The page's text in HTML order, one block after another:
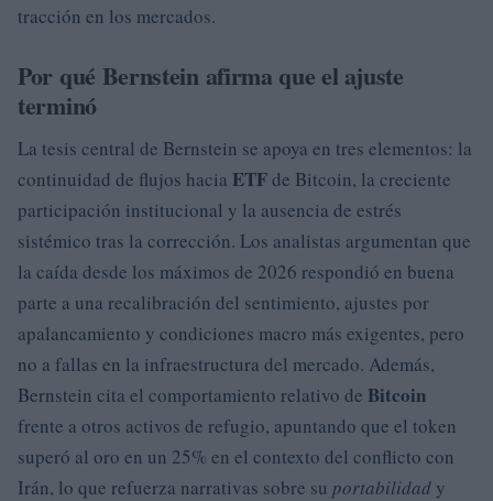
tracción en los mercados.
Por qué Bernstein afirma que el ajuste
terminó
La tesis central de Bernstein se apoya en tres elementos: la
continuidad de flujos hacia ETFde Bitcoin, la creciente
participación institucional y la ausencia de estrés
sistémico tras la corrección. Los analistas argumentan que
la caída desde los máximos de 2026 respondió en buena
parte a una recalibración del sentimiento, ajustes por
apalancamiento y condiciones macro más exigentes, pero
no a fallas en la infraestructura del mercado. Además,
Bernstein cita el comportamiento relativo de Bitcoin
frente a otros activos de refugio, apuntando que el token
superó al oro en un 25% en el contexto del conflicto con
Irán, lo que refuerza narrativas sobre su portabilidad y